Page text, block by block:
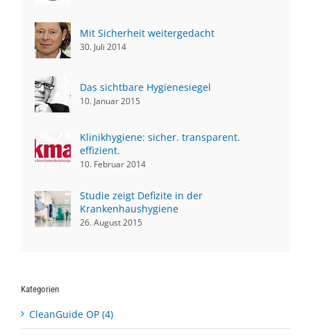
Mit Sicherheit weitergedacht
30. Juli 2014
Das sichtbare Hygienesiegel
10. Januar 2015
Klinikhygiene: sicher. transparent.
effizient.
10. Februar 2014
Studie zeigt Defizite in der
Krankenhaushygiene
26. August 2015
Kategorien
CleanGuide OP (4)